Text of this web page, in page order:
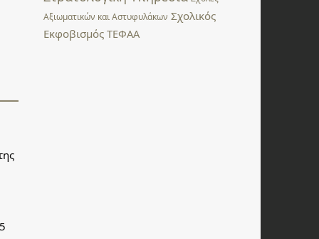
Αξιωματικών και Αστυφυλάκων Σχολικός
Εκφοβισμός ΤΕΦΑΑ